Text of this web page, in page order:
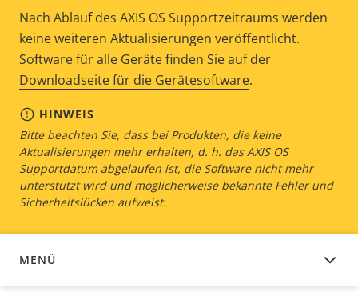
Nach Ablauf des AXIS OS Supportzeitraums werden
keine weiteren Aktualisierungen veröffentlicht.
Software für alle Geräte finden Sie auf der
Downloadseite für die Gerätesoftware.
HINWEIS
Bitte beachten Sie, dass bei Produkten, die keine
Aktualisierungen mehr erhalten, d. h. das AXIS OS
Supportdatum abgelaufen ist, die Software nicht mehr
unterstützt wird und möglicherweise bekannte Fehler und
Sicherheitslücken aufweist.
MENÜ
GERÄTESOFTWARE